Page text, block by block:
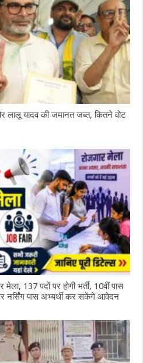
लालू यादव की जमानत जब्‍त, कितने वोट
137 पदों पर होगी भर्ती, 10वीं पास
पास अभ्यर्थी कर सकेंगे आवेदन